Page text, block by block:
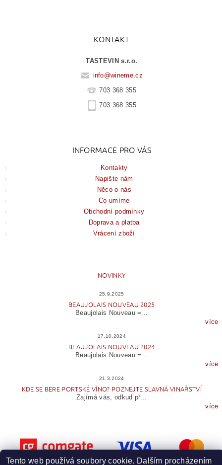
KONTAKT
TASTEVIN s.r.o.
info@wineme.cz
703 368 355
703 368 355
INFORMACE PRO VÁS
Kontakty
Napište nám
Něco o nás
Co umíme
Obchodní podmínky
Doprava a platba
Vrácení zboží
NOVINKY
25.9.2025
BEAUJOLAIS NOUVEAU 2025
Beaujolais Nouveau =...
více
17.10.2024
BEAUJOLAIS NOUVEAU 2024
Beaujolais Nouveau =...
více
21.3.2024
KDE SE BERE PORTSKÉ VÍNO? POZNEJTE SLAVNÁ VINAŘSTVÍ
Zajímá vás, odkud př...
více
Tento web používá soubory cookie. Dalším procházením